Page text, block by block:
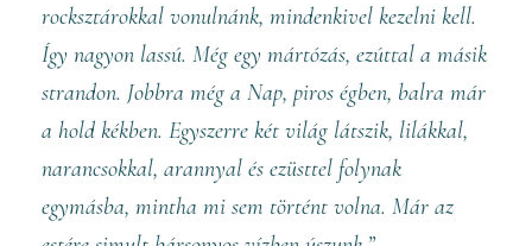
rocksztárokkal vonulnánk, mindenkivel kezelni kell.
Így nagyon lassú. Még egy mártózás, ezúttal a másik
strandon. Jobbra még a Nap, piros égben, balra már
a hold kékben. Egyszerre két világ látszik, lilákkal,
narancsokkal, arannyal és ezüsttel folynak
egymásba, mintha mi sem történt volna. Már az